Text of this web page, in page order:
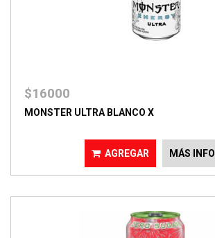
$16000
MONSTER ULTRA BLANCO X
AGREGAR MÁS INFO